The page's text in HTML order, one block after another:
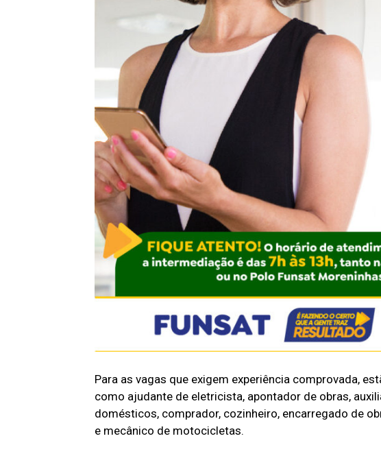
Para as vagas que exigem experiência comprovada,
como ajudante de eletricista, apontador de obras,
domésticos, comprador, cozinheiro, encarregado de
e mecânico de motocicletas.